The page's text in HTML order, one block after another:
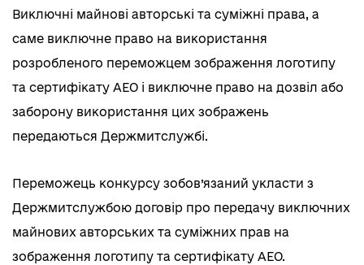
Виключні майнові авторські та суміжні права, а
саме виключне право на використання
розробленого переможцем зображення логотипу
та сертифікату АЕО і виключне право на дозвіл або
заборону використання цих зображень
передаються Держмитслужбі.
Переможець конкурсу зобов’язаний укласти з
Держмитслужбою договір про передачу виключних
майнових авторських та суміжних прав на
зображення логотипу та сертифікату АЕО.